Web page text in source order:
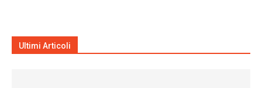
Ultimi Articoli